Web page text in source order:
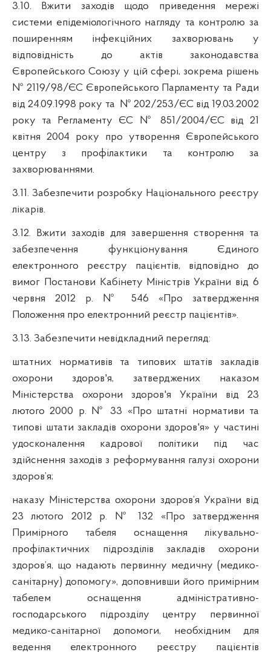
3.10. Вжити заходів щодо приведення мережі
системи епідеміологічного нагляду та контролю за
поширенням інфекційних захворювань у
відповідність до актів законодавства
Європейського Союзу у цій сфері, зокрема рішень
№ 2119/98/ЄС Європейського Парламенту та Ради
від 24.09.1998 року та
№ 202/253/ЄС від 19.03.2002
року та Регламенту ЄС № 851/2004/ЄС від 21
квітня 2004 року про утворення Європейського
центру з профілактики та контролю за
захворюваннями.
3.11. Забезпечити розробку Національного реєстру
лікарів.
3.12. Вжити заходів для завершення створення та
забезпечення функціонування Єдиного
електронного реєстру пацієнтів, відповідно до
вимог Постанови Кабінету Міністрів України від 6
червня 2012 р. № 546 «Про затвердження
Положення про електронний реєстр пацієнтів».
3.13. Забезпечити невідкладний перегляд:
штатних нормативів та типових штатів закладів
охорони здоров'я, затверджених наказом
Міністерства охорони здоров'я України від 23
лютого 2000 р. № 33 «Про штатні нормативи та
типові штати закладів охорони здоров'я» у частині
удосконалення кадрової політики під час
здійснення заходів з реформування галузі охорони
здоров’я;
наказу Міністерства охорони здоров’я України від
23 лютого 2012 р. № 132 «Про затвердження
Примірного табеля оснащення лікувально-
профілактичних підрозділів закладів охорони
здоров’я, що надають первинну медичну (медико-
санітарну) допомогу», доповнивши його примірним
табелем оснащення адміністративно-
господарського підрозділу центру первинної
медико-санітарної допомоги, необхідним для
ведення електронного реєстру пацієнтів